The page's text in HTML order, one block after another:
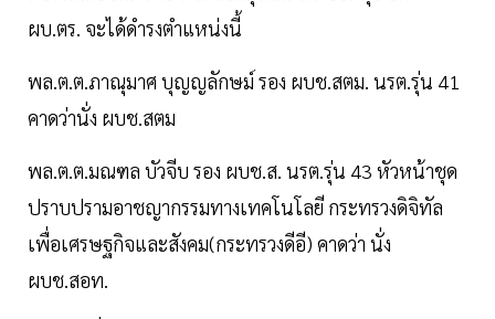
ผบ.ตร. จะได้ดำรงตำแหน่งนี้
พล.ต.ต.ภาณุมาศ บุญญลักษม์ รอง ผบช.สตม. นรต.รุ่น 41
คาดว่านั่ง ผบช.สตม
พล.ต.ต.มณฑล บัวจีบ รอง ผบช.ส. นรต.รุ่น 43 หัวหน้าชุด
ปราบปรามอาชญากรรมทางเทคโนโลยี กระทรวงดิจิทัล
เพื่อเศรษฐกิจและสังคม(กระทรวงดีอี) คาดว่า นั่ง
ผบช.สอท.